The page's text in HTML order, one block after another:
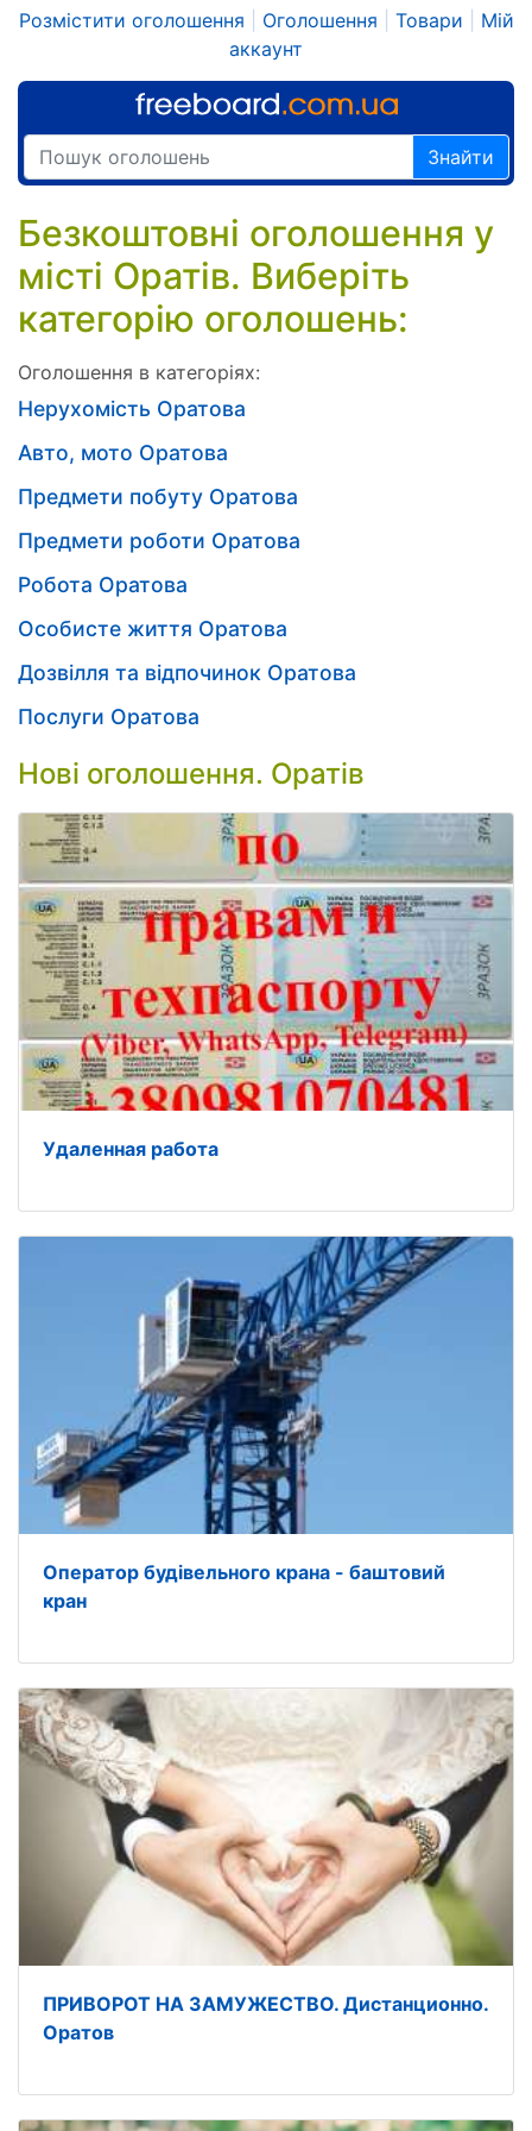
Розмістити оголошення Оголошення Товари
Мій
аккаунт
Знайти
Безкоштовні оголошення у
місті Оратів. Виберіть
категорію оголошень:
Оголошення в категоріях:
Нерухомість Оратова
Авто, мото Оратова
Предмети побуту Оратова
Предмети роботи Оратова
Робота Оратова
Особисте життя Оратова
Дозвілля та відпочинок Оратова
Послуги Оратова
Нові оголошення. Оратів
Удаленная работа
Оператор будівельного крана - баштовий
кран
ПРИВОРОТ НА ЗАМУЖЕСТВО. Дистанционно.
Оратов